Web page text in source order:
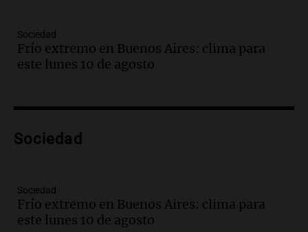
Audio.Bomberos asisten a senderista
con fractura de tobillo en refugio Doña
Rosa
Episodios
investigación internacional sobre asma
Episodios
Audio.Suspenden descuento en SUBE y
aumentan tarifas del SUBTE en Buenos
Sociedad
Frío extremo en Buenos Aires: clima para
este lunes 10 de agosto
Sociedad
Sociedad
Frío extremo en Buenos Aires: clima para
este lunes 10 de agosto